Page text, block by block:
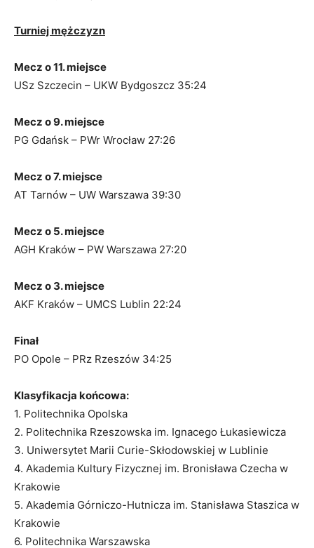
Turniej mężczyzn
Mecz o 11. miejsce
USz Szczecin – UKW Bydgoszcz 35:24
Mecz o 9. miejsce
PG Gdańsk – PWr Wrocław 27:26
Mecz o 7. miejsce
AT Tarnów – UW Warszawa 39:30
Mecz o 5. miejsce
AGH Kraków – PW Warszawa 27:20
Mecz o 3. miejsce
AKF Kraków – UMCS Lublin 22:24
Finał
PO Opole – PRz Rzeszów 34:25
Klasyfikacja końcowa:
1. Politechnika Opolska
2. Politechnika Rzeszowska im. Ignacego Łukasiewicza
3. Uniwersytet Marii Curie-Skłodowskiej w Lublinie
4. Akademia Kultury Fizycznej im. Bronisława Czecha w
Krakowie
5. Akademia Górniczo-Hutnicza im. Stanisława Staszica w
Krakowie
6. Politechnika Warszawska